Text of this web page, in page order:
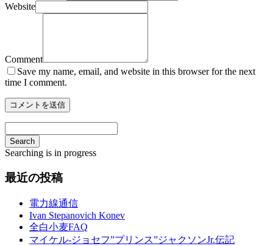
Website
Comment
Save my name, email, and website in this browser for the next
time I comment.
Search
Searching is in progress
最近の投稿
電力線通信
Ivan Stepanovich Konev
全白小麦FAQ
マイケル-ジョセフ”プリンス”ジャクソンJr.伝記